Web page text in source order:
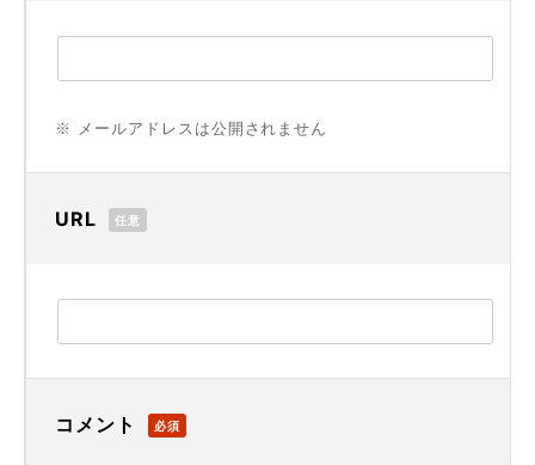
※ メールアドレスは公開されません
URL 任意
コメント 必須